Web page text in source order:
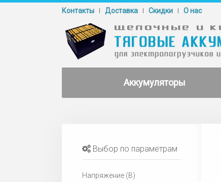
Контакты Доставка Cкидки О нас
Аккумуляторы
Выбор по параметрам
Напряжение (В)